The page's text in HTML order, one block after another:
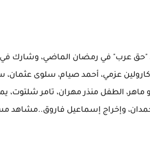
عرب" في رمضان الماضي، وشارك في
كارولين عزمي، أحمد صيام، سلوى
ماهر، الطفل منذر مهران، تامر شلتوت،
حمدان، وإخراج إسماعيل فاروق..مشاهد